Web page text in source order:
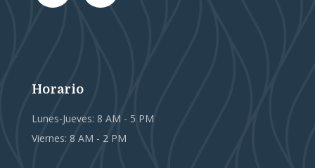
Horario
Lunes-Jueves: 8 AM - 5 PM
Viernes: 8 AM - 2 PM